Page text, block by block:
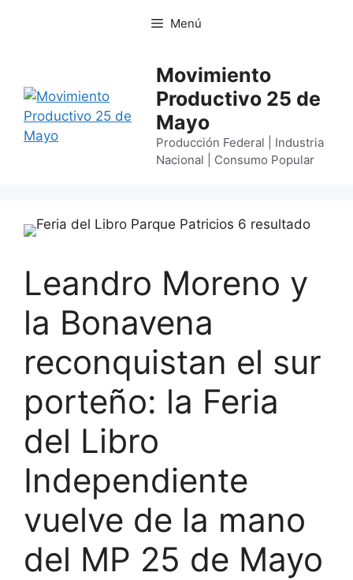
Menú
Movimiento
Productivo 25 de
Mayo
Producción Federal | Industria
Nacional | Consumo Popular
Leandro Moreno y
la Bonavena
reconquistan el sur
porteño: la Feria
del Libro
Independiente
vuelve de la mano
del MP 25 de Mayo